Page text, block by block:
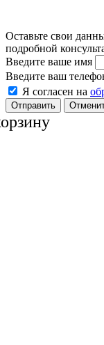
Оставьте свои
подробной
Введите ваше имя
Введите ваш
Я согласен на